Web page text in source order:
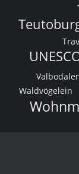
Waldvögelein